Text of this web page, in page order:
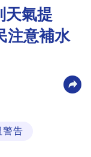
天氣提
注意補水
警告